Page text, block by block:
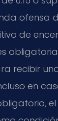
ofensa
de
recibir
en
el